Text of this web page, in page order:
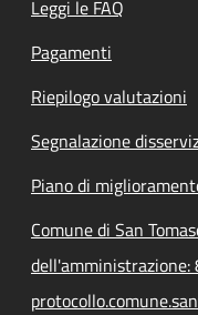
Leggi le FAQ
Pagamenti
Riepilogo valutazioni
Segnalazione
Piano di
Comune di San
dell'amministrazione: